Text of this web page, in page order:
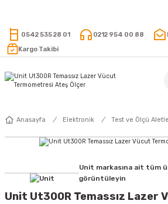
0542 535 28 01 0212 954 00 88
Kargo Takibi
Anasayfa Elektronik Test ve Ölçü
Unit markasına ait tüm
görüntüleyin
Unit Ut300R Temassız Lazer